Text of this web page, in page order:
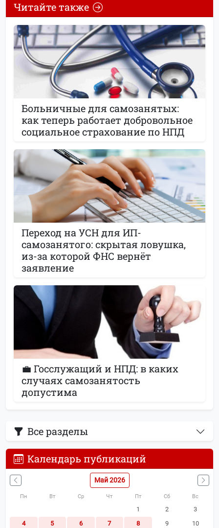
Все разделы
Календарь публикаций
Май 2026
Пн Вт Ср Чт Пт Сб Вс
1 2
3
4
5 6 7 8 9
10
Читайте также
Больничные для самозанятых:
как теперь работает добровольное
социальное страхование по НПД
Переход на УСН для ИП-
самозанятого: скрытая ловушка,
из-за которой ФНС вернёт
заявление
💼 Госслужащий и НПД: в каких
случаях самозанятость
допустима